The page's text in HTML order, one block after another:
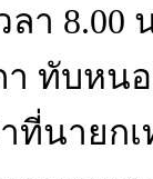
ลา
ทับหน
ที่นายก